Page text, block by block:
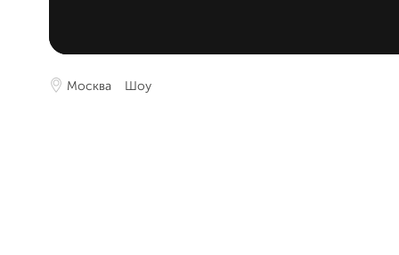
Москва Шоу